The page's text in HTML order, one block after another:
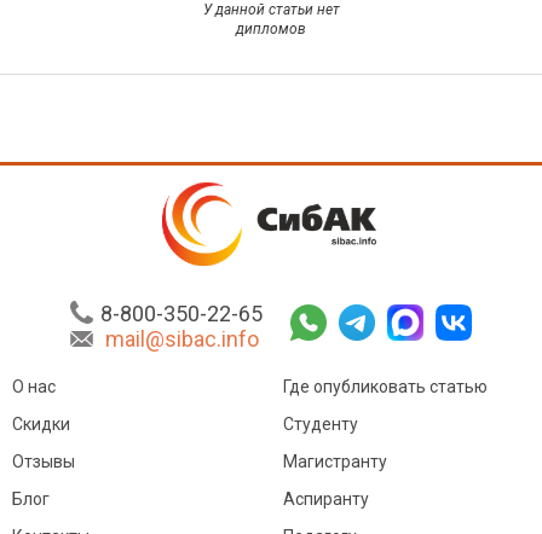
У данной статьи нет
дипломов
8-800-350-22-65
mail@sibac.info
О нас
Скидки
Отзывы
Блог
Где опубликовать статью
Студенту
Магистранту
Аспиранту